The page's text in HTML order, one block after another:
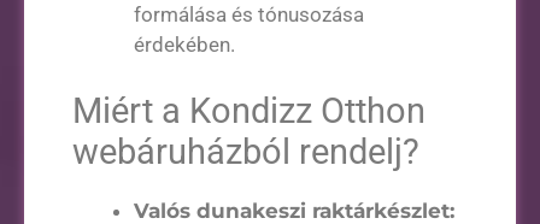
formálása és tónusozása
érdekében.
Miért a Kondizz Otthon
webáruházból rendelj?
Valós dunakeszi raktárkészlet: